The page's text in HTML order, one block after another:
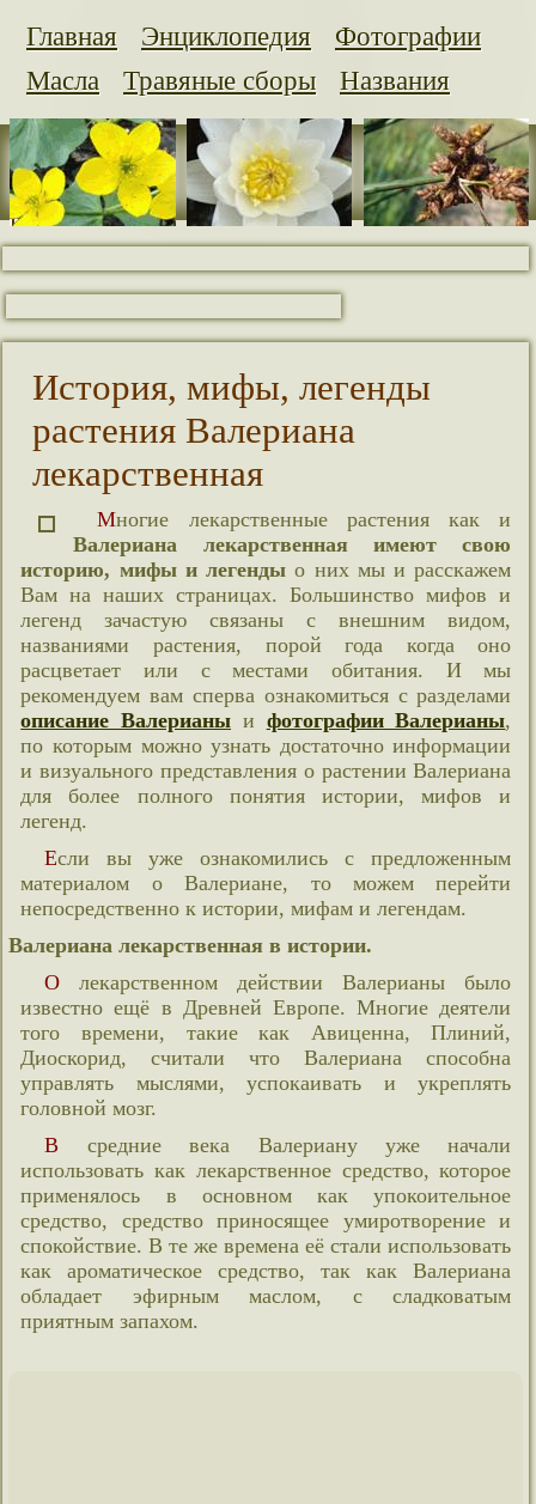
Главная Энциклопедия
Фотографии
Масла
Травяные сборы Названия
История, мифы, легенды
растения Валериана
лекарственная
Многие лекарственные растения как и
Валериана лекарственная имеют свою
историю, мифы и легенды о них мы и расскажем
Вам на наших страницах. Большинство мифов и
легенд зачастую связаны с внешним видом,
названиями растения, порой года когда оно
расцветает или с местами обитания. И мы
рекомендуем вам сперва ознакомиться с разделами
описание Валерианы и фотографии Валерианы,
по которым можно узнать достаточно информации
и визуального представления о растении Валериана
для более полного понятия истории, мифов и
легенд.
Если вы уже ознакомились с предложенным
материалом о Валериане, то можем перейти
непосредственно к истории, мифам и легендам.
Валериана лекарственная в истории.
О лекарственном действии Валерианы было
известно ещё в Древней Европе. Многие деятели
того времени, такие как Авиценна, Плиний,
Диоскорид, считали что Валериана способна
управлять мыслями, успокаивать и укреплять
головной мозг.
В средние века Валериану уже начали
использовать как лекарственное средство, которое
применялось в основном как упокоительное
средство, средство приносящее умиротворение и
спокойствие. В те же времена её стали использовать
как ароматическое средство, так как Валериана
обладает эфирным маслом, с сладковатым
приятным запахом.